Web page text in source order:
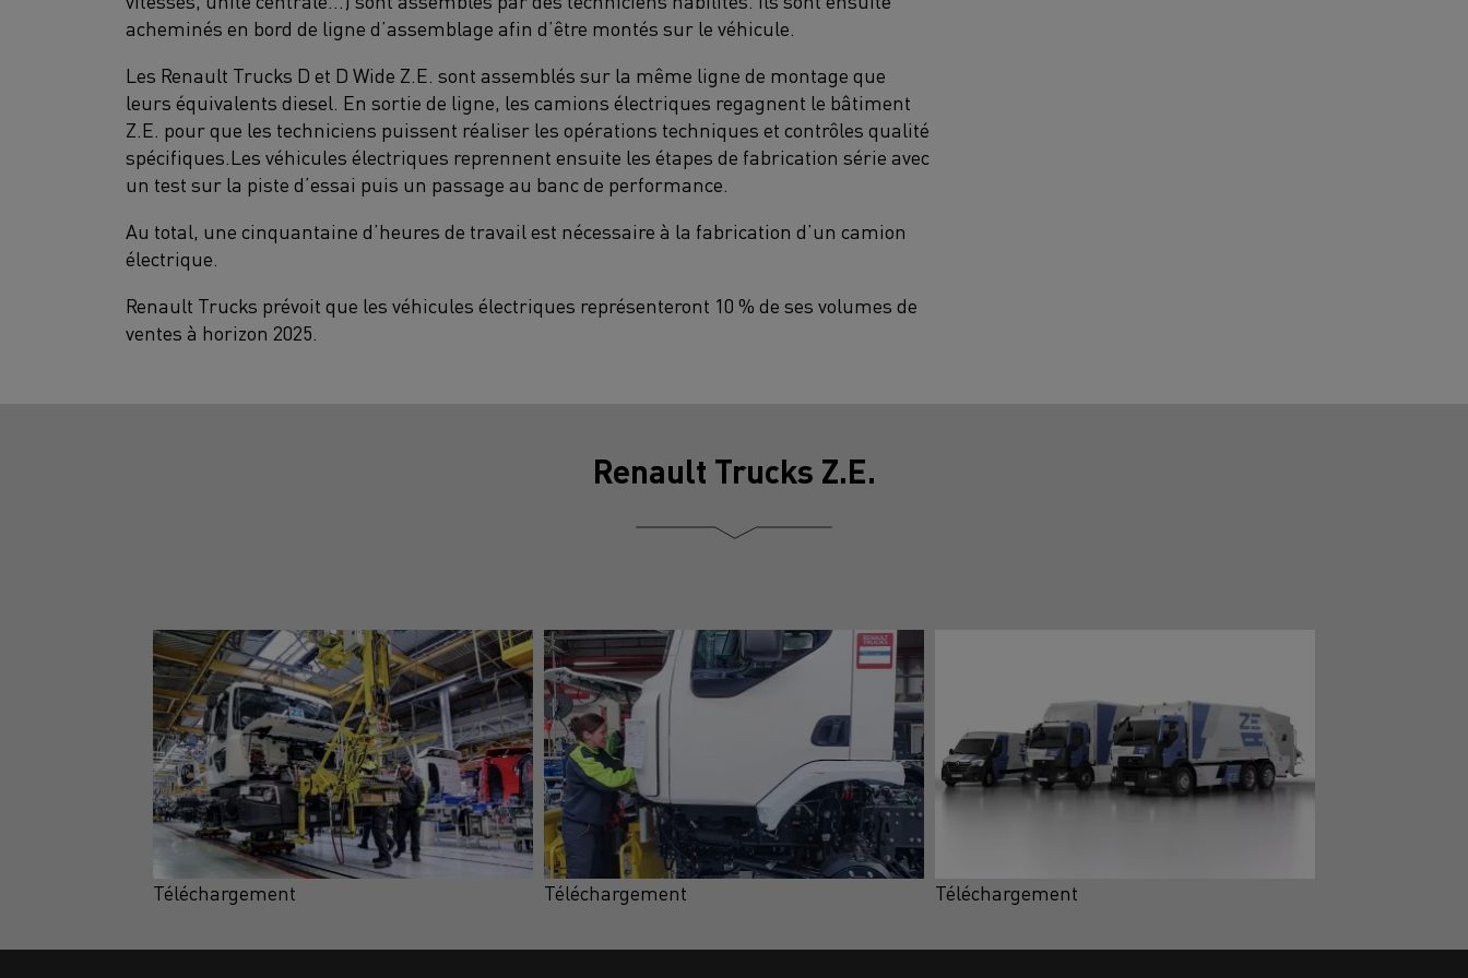
acheminés en bord de ligne d’assemblage afin d’être montés sur le véhicule.
Les Renault Trucks D et D Wide Z.E. sont assemblés sur la même ligne de montage que
leurs équivalents diesel. En sortie de ligne, les camions électriques regagnent le bâtiment
Z.E. pour que les techniciens puissent réaliser les opérations techniques et contrôles qualité
spécifiques.Les véhicules électriques reprennent ensuite les étapes de fabrication série avec
un test sur la piste d’essai puis un passage au banc de performance.
Au total, une cinquantaine d’heures de travail est nécessaire à la fabrication d’un camion
électrique.
Renault Trucks prévoit que les véhicules électriques représenteront 10 % de ses volumes de
ventes à horizon 2025.
Renault Trucks Z.E.
Téléchargement Téléchargement Téléchargement